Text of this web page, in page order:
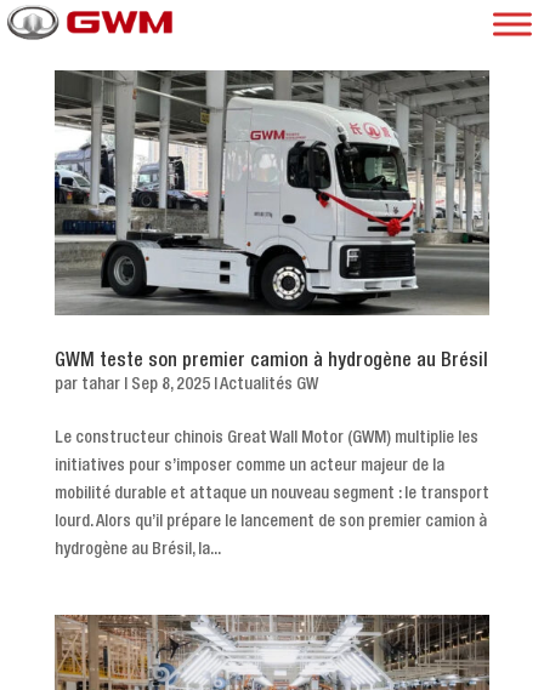
GWM teste son premier camion à hydrogène au Brésil
par tahar| Sep 8, 2025| Actualités GW
Le constructeur chinois Great Wall Motor (GWM) multiplie les
initiatives pour s’imposer comme un acteur majeur de la
mobilité durable et attaque un nouveau segment : le transport
lourd. Alors qu’il prépare le lancement de son premier camion à
hydrogène au Brésil, la...